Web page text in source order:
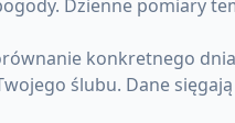
Dzienne pomiary
konkretnego
ślubu. Dane